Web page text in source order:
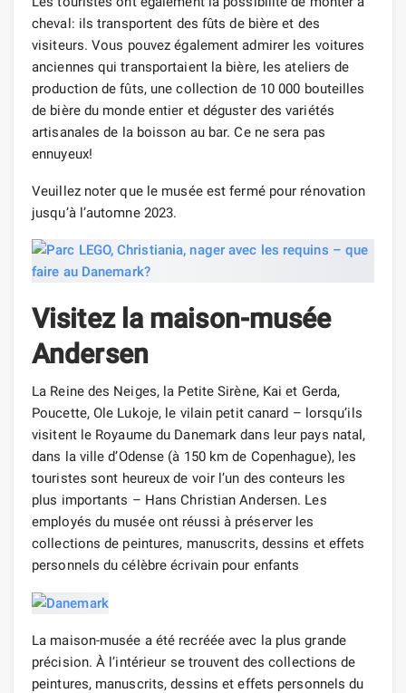
cheval: ils transportent des fûts de bière et des
visiteurs. Vous pouvez également admirer les voitures
anciennes qui transportaient la bière, les ateliers de
production de fûts, une collection de 10 000 bouteilles
de bière du monde entier et déguster des variétés
artisanales de la boisson au bar. Ce ne sera pas
ennuyeux!
Veuillez noter que le musée est fermé pour rénovation
jusqu’à l’automne 2023.
Visitez la maison-musée
Andersen
La Reine des Neiges, la Petite Sirène, Kai et Gerda,
Poucette, Ole Lukoje, le vilain petit canard – lorsqu’ils
visitent le Royaume du Danemark dans leur pays natal,
dans la ville d’Odense (à 150 km de Copenhague), les
touristes sont heureux de voir l’un des conteurs les
plus importants – Hans Christian Andersen. Les
employés du musée ont réussi à préserver les
collections de peintures, manuscrits, dessins et effets
personnels du célèbre écrivain pour enfants
La maison-musée a été recréée avec la plus grande
précision. À l’intérieur se trouvent des collections de
peintures, manuscrits, dessins et effets personnels du